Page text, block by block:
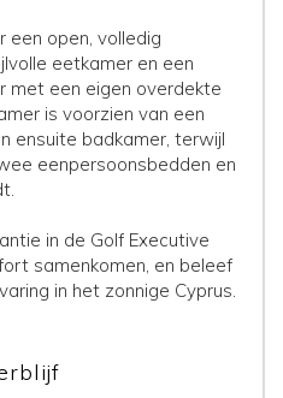
een open, volledig
eetkamer en een
met een eigen overdekte
is voorzien van een
ensuite badkamer, terwijl
eenpersoonsbedden en
in de Golf Executive
samenkomen, en beleef
in het zonnige Cyprus.